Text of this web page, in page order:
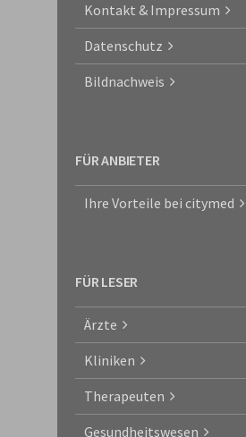
Kontakt & Impressum
Datenschutz
Bildnachweis
FÜR ANBIETER
Ihre Vorteile bei citymed
FÜR LESER
Ärzte
Kliniken
Therapeuten
Gesundheitswesen